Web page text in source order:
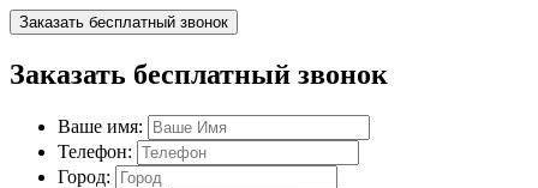
Заказать бесплатный звонок
Заказать бесплатный звонок
Ваше имя:
Телефон:
Город: